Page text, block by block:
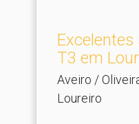
T3 em
Aveiro /
Loureiro